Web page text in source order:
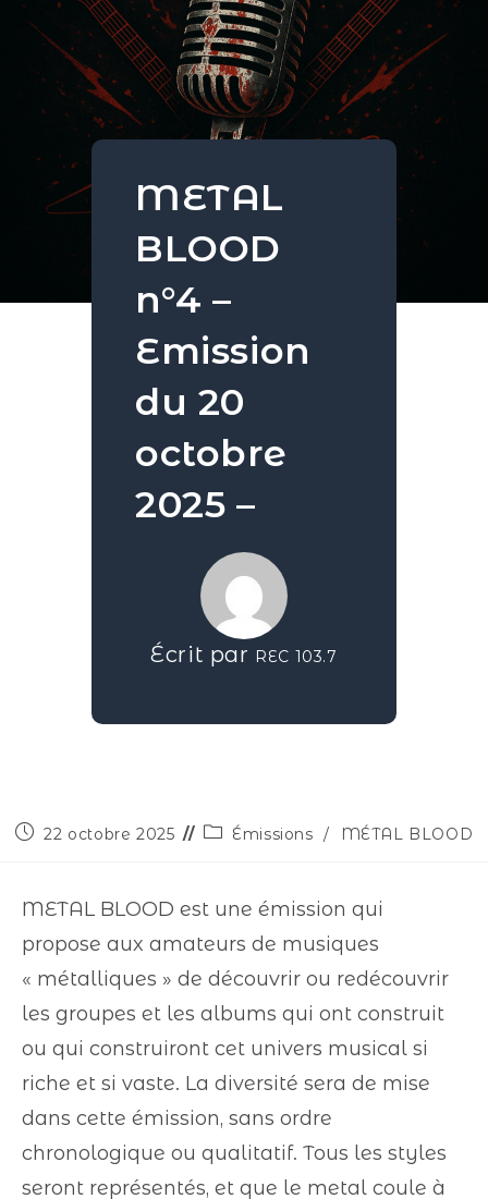
METAL
BLOOD
n°4 –
Emission
du 20
octobre
2025 –
Écrit par REC 103.7
22 octobre 2025 Émissions / MÉTAL BLOOD
METAL BLOOD est une émission qui
propose aux amateurs de musiques
« métalliques » de découvrir ou redécouvrir
les groupes et les albums qui ont construit
ou qui construiront cet univers musical si
riche et si vaste. La diversité sera de mise
dans cette émission, sans ordre
chronologique ou qualitatif. Tous les styles
seront représentés, et que le metal coule à